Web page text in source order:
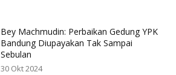
Bey Machmudin: Perbaikan Gedung YPK
Bandung Diupayakan Tak Sampai
Sebulan
30 Okt 2024